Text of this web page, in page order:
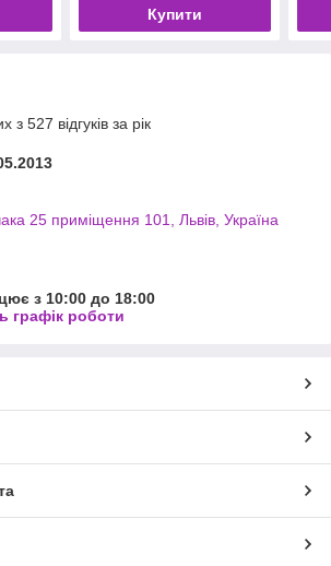
Купити
з 527 відгуків за рік
25 приміщення 101, Львів, Україна
з 10:00 до 18:00
графік роботи